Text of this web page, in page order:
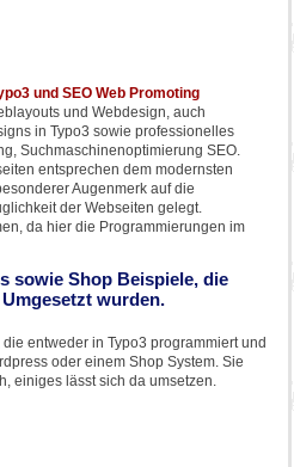
und SEO Web Promoting
und Webdesign, auch
in Typo3 sowie professionelles
Suchmaschinenoptimierung SEO.
entsprechen dem modernsten
Augenmerk auf die
der Webseiten gelegt.
da hier die Programmierungen im
sowie Shop Beispiele, die
wurden.
entweder in Typo3 programmiert und
oder einem Shop System. Sie
einiges lässt sich da umsetzen.